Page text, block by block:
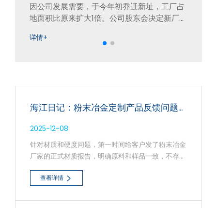
因公司发展需要，于今年初乔迁新址，工厂占
地面积比原来扩大1倍。公司股东会决定新厂导
升公司管理绩效，确保产品质量精益求精。公
详情+
海江日记：粉末冶金定制产品反馈问题逐条处理说明
2025-12-08
针对材质和硬度问题，第一时间给客户发了粉末冶金
厂家的正式材质报告，明确原料和样品一致，不存在
和厂家复核原料批次，确保量产产品元素含量达标。
结，没单独做专属工艺，仅用来确认尺寸；量产会用
查看详情